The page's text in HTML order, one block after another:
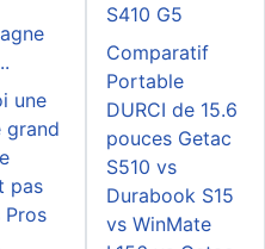
une
grand
pas
Pros
S410 G5
Comparatif
Portable
DURCI de 15.6
pouces Getac
S510 vs
Durabook S15
vs WinMate